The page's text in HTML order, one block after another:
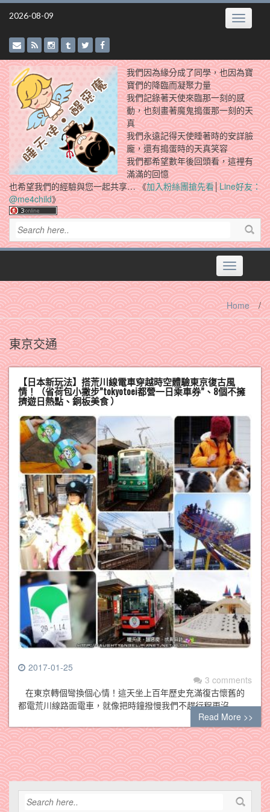
Skip
2026-08-09 Toggle
我們因為緣分成了同學，也因為寶
寶們的降臨而凝聚力量
我們記錄著天使來臨那一刻的感
動，也刻畫著魔鬼搗蛋那一刻的天
真
我們永遠記得天使睡著時的安詳臉
龐，還有搗蛋時的天真笑容
我們都希望數年後回頭看，這裡有
滿滿的回憶
也希望我們的經驗與您一起共享… 《加入粉絲團搶先看│Line好友：
@me4child》
Toggle
navigation
Home /
東京交通
【日本新玩法】搭荒川線電車穿越時空體驗東京復古風
情！（省荷包小撇步”tokyotoei都營一日乘車券”、8個不擁
擠遊日熱點、銅板美食 ）
2017-01-25
3 comments
在東京轉個彎換個心情！這天坐上百年歷史充滿復古懷舊的
都電荒川線路面電車，就像把時鐘撥慢我們不趕行程更沒…
Read More >>